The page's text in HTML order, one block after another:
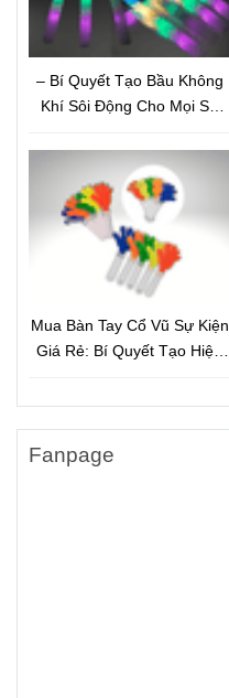
– Bí Quyết Tạo Bầu Không
Khí Sôi Động Cho Mọi Sự
Mua Bàn Tay Cổ Vũ Sự Kiện
Giá Rẻ: Bí Quyết Tạo Hiệu
Fanpage